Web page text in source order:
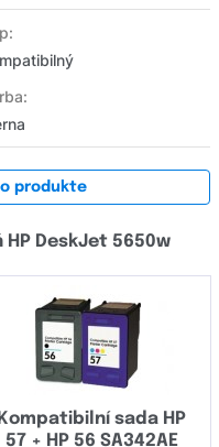
produkte
DeskJet 5650w
Kompatibilní sada HP
57 + HP 56 SA342AE